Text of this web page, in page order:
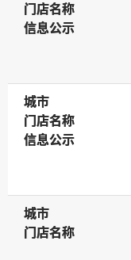
门店名称
门店名称
信息公示
信息公示
城市
城市
门店名称
门店名称
信息公示
信息公示
城市
城市
门店名称
门店名称